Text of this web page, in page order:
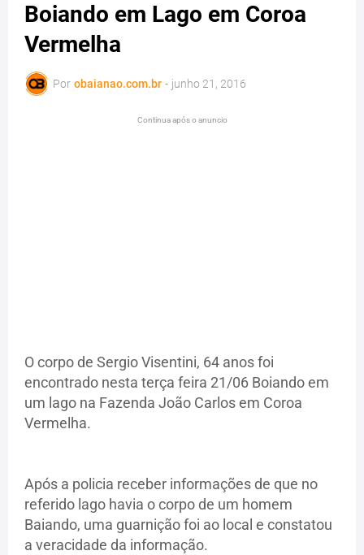
Boiando em Lago em Coroa
Vermelha
Por obaianao.com.br - junho 21, 2016
Continua após o anuncio
O corpo de Sergio Visentini, 64 anos foi
encontrado nesta terça feira 21/06 Boiando em
um lago na Fazenda João Carlos em Coroa
Vermelha.
Após a policia receber informações de que no
referido lago havia o corpo de um homem
Baiando, uma guarnição foi ao local e constatou
a veracidade da informação.